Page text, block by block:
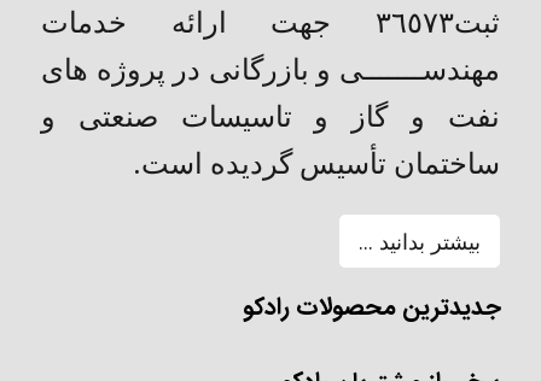
ثبت٣٦٥٧٣ جهت ارائه خدمات
مهندســـــــی و بازرگانی در پروژه های
نفت و گاز و تاسیسات صنعتی و
ساختمان تأسیس گردیده است.
بیشتر بدانید ...
جدیدترین محصولات رادکو